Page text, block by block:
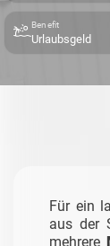
Benefit
Urlaubsgeld
Für ein
aus der
mehrere